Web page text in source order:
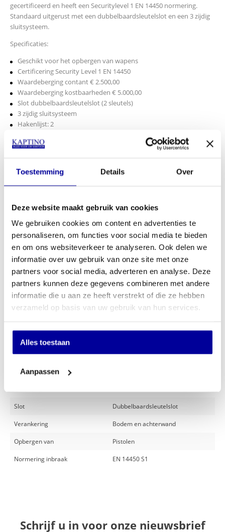
Toestemming Details Over
Deze website maakt gebruik van cookies
We gebruiken cookies om content en advertenties te
personaliseren, om functies voor social media te bieden
en om ons websiteverkeer te analyseren. Ook delen we
informatie over uw gebruik van onze site met onze
partners voor social media, adverteren en analyse. Deze
partners kunnen deze gegevens combineren met andere
informatie die u aan ze heeft verstrekt of die ze hebben
verzameld op basis van uw gebruik van hun services.
Alles toestaan
Aanpassen
gecertificeerd en heeft een Securitylevel 1 EN 14450 normering.
Standaard uitgerust met een dubbelbaardsleutelslot en een 3 zijdig
sluitsysteem.
Specificaties:
Geschikt voor het opbergen van wapens
Certificering Security Level 1 EN 14450
Waardeberging contant € 2.500,00
Waardeberging kostbaarheden € 5.000,00
Slot dubbelbaardsleutelslot (2 sleutels)
3 zijdig sluitsysteem
Hakenlijst: 2
Binnenafmetingen: 110 x 424 x 304 mm HxBxD
Kleur Grafietgrijs RAL 7024
Merk De Raat
#pistoolkluis #wapenkluis #ladekluis #deraatkluis #kluisderaat
€
INCL BTW: €575,00
In mijn winkelwagen
Specificaties
Slot Dubbelbaardsleutelslot
Verankering Bodem en achterwand
Opbergen van Pistolen
Normering inbraak EN 14450 S1
Schrijf u in voor onze nieuwsbrief